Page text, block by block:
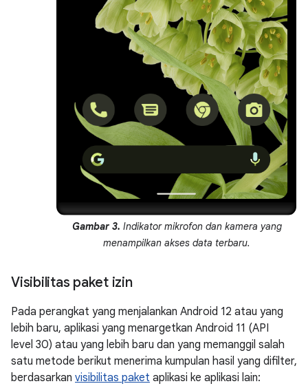
Gambar 3. Indikator mikrofon dan kamera yang
menampilkan akses data terbaru.
Visibilitas paket izin
Pada perangkat yang menjalankan Android 12 atau yang
lebih baru, aplikasi yang menargetkan Android 11 (API
level 30) atau yang lebih baru dan yang memanggil salah
satu metode berikut menerima kumpulan hasil yang difilter,
berdasarkan visibilitas paket aplikasi ke aplikasi lain: